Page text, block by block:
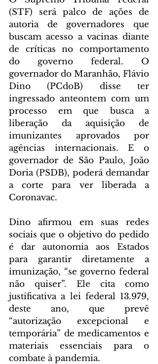
(STF) será palco de ações de
autoria de governadores que
buscam acesso a vacinas diante
de críticas no comportamento
do governo federal. O
governador do Maranhão, Flávio
Dino (PCdoB) disse ter
ingressado anteontem com um
processo em que busca a
liberação da aquisição de
imunizantes aprovados por
agências internacionais. E o
governador de São Paulo, João
Doria (PSDB), poderá demandar
a corte para ver liberada a
Coronavac.
Dino afirmou em suas redes
sociais que o objetivo do pedido
é dar autonomia aos Estados
para garantir diretamente a
imunização, “se governo federal
não quiser”. Ele cita como
justificativa a lei federal 13.979,
deste ano, que prevê
“autorização excepcional e
temporária” de medicamentos e
materiais essenciais para o
combate à pandemia.